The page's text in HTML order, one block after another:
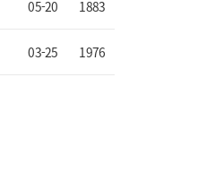
05-20 1883
03-25 1976